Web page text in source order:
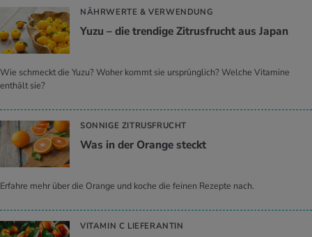
NÄHRWERTE & VERWENDUNG
Yuzu – die tren­di­ge Zi­trus­frucht aus Japan
Wie schmeckt die Yuzu? Woher kommt sie ursprünglich? Welche Vitamine
enthält sie?
SONNIGE ZITRUSFRUCHT
Was in der Oran­ge steckt
Erfahre mehr über die Orange und koche die feinen Rezepte nach.
VITAMIN C LIEFERANTIN